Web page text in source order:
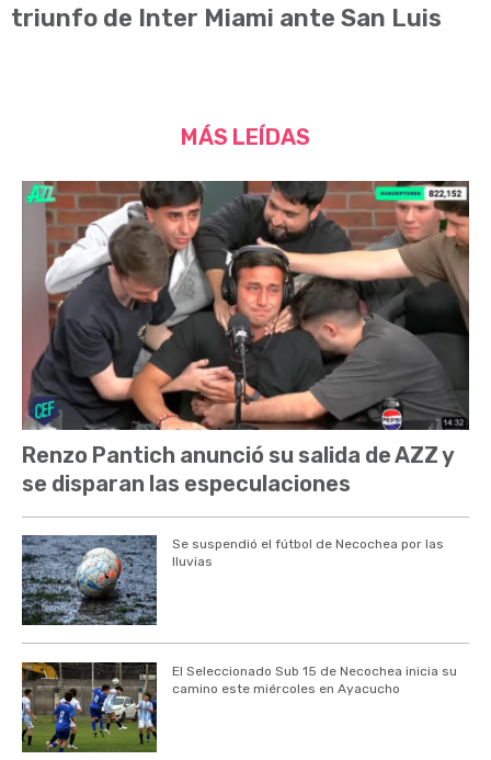
triunfo de Inter Miami ante San Luis
MÁS LEÍDAS
Renzo Pantich anunció su salida de AZZ y
se disparan las especulaciones
Se suspendió el fútbol de Necochea por las
lluvias
El Seleccionado Sub 15 de Necochea inicia su
camino este miércoles en Ayacucho